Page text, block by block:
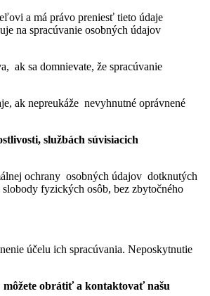
a má právo preniesť tieto údaje
na spracúvanie osobných údajov
ak sa domnievate, že spracúvanie
ak nepreukáže nevyhnutné oprávnené
službách súvisiacich
ochrany osobných údajov dotknutých
fyzických osôb, bez zbytočného
účelu ich spracúvania. Neposkytnutie
môžete obrátiť a kontaktovať našu